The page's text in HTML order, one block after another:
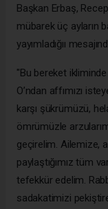
Başkan Erbaş,
mübarek üç ayların
yayımladığıı
"Bu bereket
O’ndan affımızı
karşı şükrümüzü,
ömrümüzle
geçirelim. Ailemize,
paylaştığımız tüm
tefekkür edelim.
sadakatimizi